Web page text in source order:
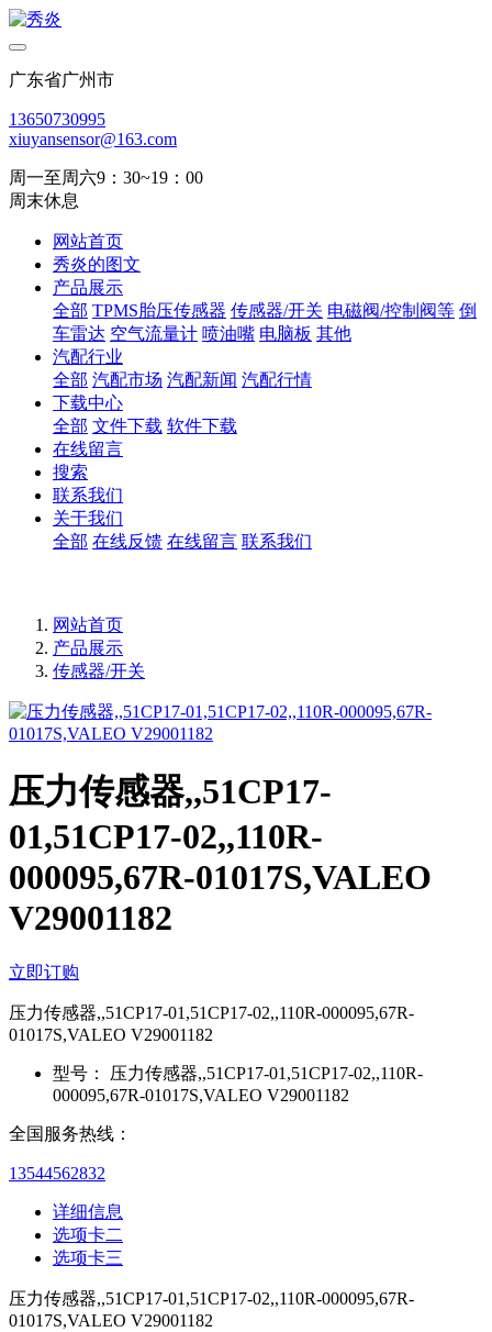
广东省广州市
13650730995
xiuyansensor@163.com
周一至周六9：30~19：00
周末休息
网站首页
秀炎的图文
产品展示
全部 TPMS胎压传感器 传感器/开关 电磁阀/控制阀等 倒
车雷达 空气流量计 喷油嘴 电脑板 其他
汽配行业
全部 汽配市场 汽配新闻 汽配行情
下载中心
全部 文件下载 软件下载
在线留言
搜索
联系我们
关于我们
全部 在线反馈 在线留言 联系我们
网站首页
产品展示
传感器/开关
压力传感器,,51CP17-
01,51CP17-02,,110R-
000095,67R-01017S,VALEO
V29001182
立即订购
压力传感器,,51CP17-01,51CP17-02,,110R-000095,67R-
01017S,VALEO V29001182
型号：
压力传感器,,51CP17-01,51CP17-02,,110R-
000095,67R-01017S,VALEO V29001182
全国服务热线：
13544562832
详细信息
选项卡二
选项卡三
压力传感器,,51CP17-01,51CP17-02,,110R-000095,67R-
01017S,VALEO V29001182